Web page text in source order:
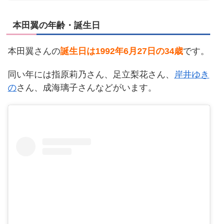
本田翼の年齢・誕生日
本田翼さんの誕生日は1992年6月27日の34歳です。
同い年には指原莉乃さん、足立梨花さん、 岸井ゆき
のさん、成海璃子さんなどがいます。